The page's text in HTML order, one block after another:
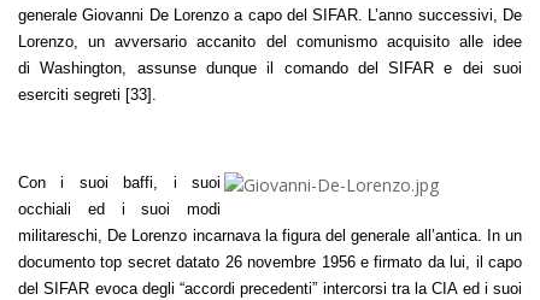
generale Giovanni De Lorenzo a capo del SIFAR. L’anno successivi, De
Lorenzo, un avversario accanito del comunismo acquisito alle idee
di Washington, assunse dunque il comando del SIFAR e dei suoi
eserciti segreti [33].
Con i suoi baffi, i suoi
occhiali ed i suoi modi
militareschi, De Lorenzo incarnava la figura del generale all’antica. In un
documento top secret datato 26 novembre 1956 e firmato da lui, il capo
del SIFAR evoca degli “accordi precedenti” intercorsi tra la CIA ed i suoi